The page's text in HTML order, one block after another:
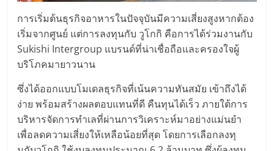
เปิด
ร้าน
ปรึกษา
ฟรี,
การเริ่มต้นธุรกิจอาหารในปัจจุบันมีความเสี่ยงสูงหากต้อง
เริ่มจากศูนย์ แต่การลงทุนกับ วูโกกิ คือการได้ร่วมงานกับ
Sukishi Intergroup แบรนด์ที่น่าเชื่อถือและครองใจผู้
บริโภคมายาวนาน
ซึ่งได้ออกแบบโมเดลธุรกิจที่เน้นความทันสมัย เข้าถึงได้
ง่าย พร้อมสร้างผลตอบแทนที่ดี คืนทุนได้เร็ว ภายใต้การ
บริหารจัดการทำเลที่ผ่านการวิเคราะห์มาอย่างแม่นยำ
เพื่อลดความเสี่ยงให้เหลือน้อยที่สุด โดยการเลือกลงทุ